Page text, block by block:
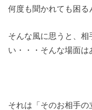
何度も聞かれても困る
そんな風に思うと、
い・・・そんな場面は
それは「そのお相手の